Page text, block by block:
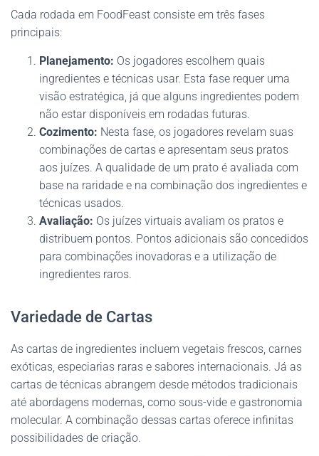
Cada rodada em FoodFeast consiste em três fases
principais:
Planejamento: Os jogadores escolhem quais
ingredientes e técnicas usar. Esta fase requer uma
visão estratégica, já que alguns ingredientes podem
não estar disponíveis em rodadas futuras.
Cozimento: Nesta fase, os jogadores revelam suas
combinações de cartas e apresentam seus pratos
aos juízes. A qualidade de um prato é avaliada com
base na raridade e na combinação dos ingredientes e
técnicas usados.
Avaliação: Os juízes virtuais avaliam os pratos e
distribuem pontos. Pontos adicionais são concedidos
para combinações inovadoras e a utilização de
ingredientes raros.
Variedade de Cartas
As cartas de ingredientes incluem vegetais frescos, carnes
exóticas, especiarias raras e sabores internacionais. Já as
cartas de técnicas abrangem desde métodos tradicionais
até abordagens modernas, como sous-vide e gastronomia
molecular. A combinação dessas cartas oferece infinitas
possibilidades de criação.